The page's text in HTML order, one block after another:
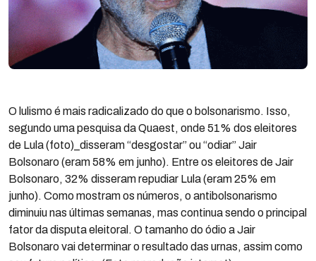
O lulismo é mais radicalizado do que o bolsonarismo. Isso,
segundo uma pesquisa da Quaest, onde 51% dos eleitores
de Lula (foto)_disseram “desgostar” ou “odiar” Jair
Bolsonaro (eram 58% em junho). Entre os eleitores de Jair
Bolsonaro, 32% disseram repudiar Lula (eram 25% em
junho). Como mostram os números, o antibolsonarismo
diminuiu nas últimas semanas, mas continua sendo o principal
fator da disputa eleitoral. O tamanho do ódio a Jair
Bolsonaro vai determinar o resultado das urnas, assim como